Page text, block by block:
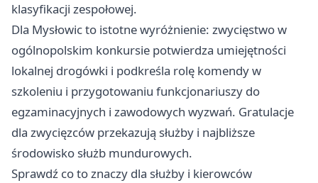
klasyfikacji zespołowej.
Dla Mysłowic to istotne wyróżnienie: zwycięstwo w
ogólnopolskim konkursie potwierdza umiejętności
lokalnej drogówki i podkreśla rolę komendy w
szkoleniu i przygotowaniu funkcjonariuszy do
egzaminacyjnych i zawodowych wyzwań. Gratulacje
dla zwycięzców przekazują służby i najbliższe
środowisko służb mundurowych.
Sprawdź co to znaczy dla służby i kierowców